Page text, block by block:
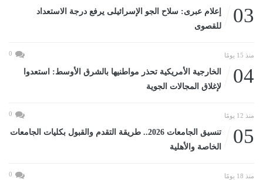
03
إعلام عبرى: سلاح الجو الإسرائيلى يرفع درجة الاستعداد
للقصوى
منذ 15 يومًا 0
04
الخارجية الأمريكية تحذر مواطنيها بالشرق الأوسط: استعدوا
لإغلاق المجالات الجوية
منذ 12 يومًا 0
05
تنسيق الجامعات 2026.. طريقة التقدم والقبول بكليات الجامعات
الخاصة والأهلية
منذ 18 يومًا 0